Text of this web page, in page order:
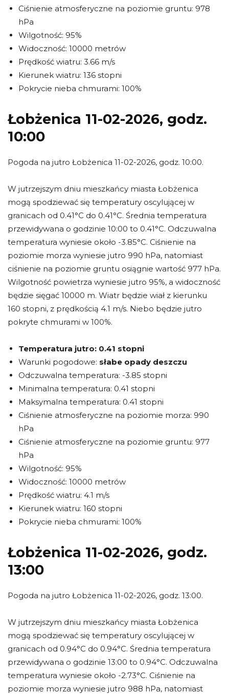
Ciśnienie atmosferyczne na poziomie gruntu: 978
hPa
Wilgotność: 95%
Widoczność: 10000 metrów
Prędkość wiatru: 3.66 m/s
Kierunek wiatru: 136 stopni
Pokrycie nieba chmurami: 100%
Łobżenica 11-02-2026, godz.
10:00
Pogoda na jutro Łobżenica 11-02-2026, godz. 10:00.
W jutrzejszym dniu mieszkańcy miasta Łobżenica
mogą spodziewać się temperatury oscylującej w
granicach od 0.41°C do 0.41°C. Średnia temperatura
przewidywana o godzinie 10:00 to 0.41°C. Odczuwalna
temperatura wyniesie około -3.85°C. Ciśnienie na
poziomie morza wyniesie jutro 990 hPa, natomiast
ciśnienie na poziomie gruntu osiągnie wartość 977 hPa.
Wilgotność powietrza wyniesie jutro 95%, a widoczność
będzie sięgać 10000 m. Wiatr będzie wiał z kierunku
160 stopni, z prędkością 4.1 m/s. Niebo będzie jutro
pokryte chmurami w 100%.
Temperatura jutro: 0.41 stopni
Warunki pogodowe: słabe opady deszczu
Odczuwalna temperatura: -3.85 stopni
Minimalna temperatura: 0.41 stopni
Maksymalna temperatura: 0.41 stopni
Ciśnienie atmosferyczne na poziomie morza: 990
hPa
Ciśnienie atmosferyczne na poziomie gruntu: 977
hPa
Wilgotność: 95%
Widoczność: 10000 metrów
Prędkość wiatru: 4.1 m/s
Kierunek wiatru: 160 stopni
Pokrycie nieba chmurami: 100%
Łobżenica 11-02-2026, godz.
13:00
Pogoda na jutro Łobżenica 11-02-2026, godz. 13:00.
W jutrzejszym dniu mieszkańcy miasta Łobżenica
mogą spodziewać się temperatury oscylującej w
granicach od 0.94°C do 0.94°C. Średnia temperatura
przewidywana o godzinie 13:00 to 0.94°C. Odczuwalna
temperatura wyniesie około -2.73°C. Ciśnienie na
poziomie morza wyniesie jutro 988 hPa, natomiast